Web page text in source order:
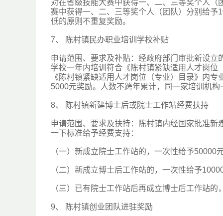
对在省级技能大赛中获得一、二、三等奖个人
赛中获得一、二、三等奖个人（团队）分别给
低的原则不重复奖励。
7、 陈村镇民办职业培训学校补贴
申请范围、要求及补贴：经政府部门审批新设
学校一年内培训符合《陈村镇紧缺适用人才岗
《陈村镇紧缺适用人才岗位（专业）目录》内
5000元奖励。人数不跨年累计，同一家培训机
8、 陈村镇新建博士后或院士工作站经费扶持
申请范围、要求及扶持：陈村镇内经国家批准
一下标准给予经费支持：
（一）新成立院士工作站的，一次性给予50000
（二）新成立博士后工作站的，一次性给予
（三）已有院士工作站后再成立博士后工作站的
9、 陈村镇创业团队进驻奖励